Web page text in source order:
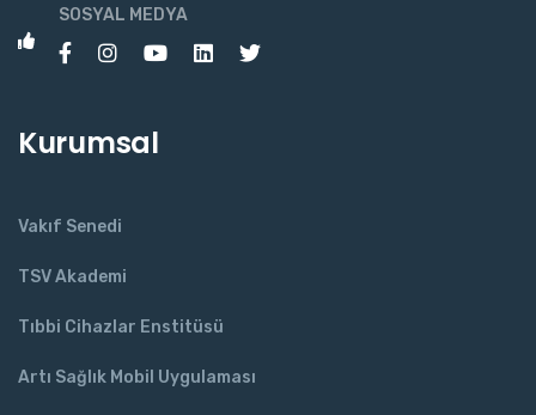
SOSYAL MEDYA
Kurumsal
Vakıf Senedi
TSV Akademi
Tıbbi Cihazlar Enstitüsü
Artı Sağlık Mobil Uygulaması